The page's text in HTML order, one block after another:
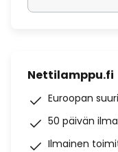
Nettilamppu.fi
Euroopan
50 päivän
Ilmainen